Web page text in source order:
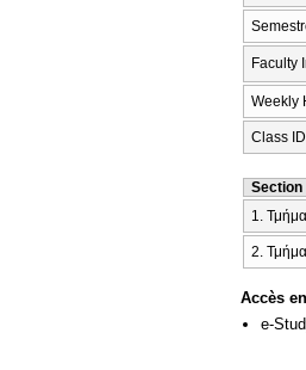
Faculty
Weekly
Class ID
Section
1.
2.
Accès
e-